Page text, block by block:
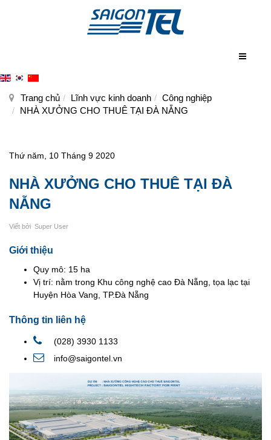
Trang chủ Lĩnh vực kinh doanh
Công nghiệp
NHÀ XƯỞNG CHO THUÊ TẠI ĐÀ NẴNG
Thứ năm, 10 Tháng 9 2020
NHÀ XƯỞNG CHO THUÊ TẠI ĐÀ
NẴNG
Viết bởi Super User
Giới thiệu
Quy mô: 15 ha
Vị trí: nằm trong Khu công nghệ cao Đà Nẵng, tọa lạc tại
Huyện Hòa Vang, TP.Đà Nẵng
Thông tin liên hệ
(028) 3930 1133
info@saigontel.vn